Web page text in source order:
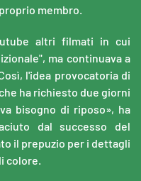
membro.
altri filmati in cui
ma continuava a
l'idea provocatoria di
ha richiesto due giorni
bisogno di riposo», ha
dal successo del
il prepuzio per i dettagli
colore.